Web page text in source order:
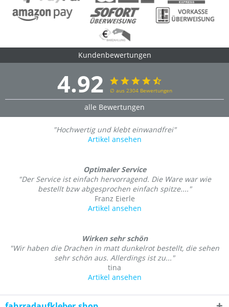
Kundenbewertungen
4.92 ∅ aus 2304 Bewertungen
alle Bewertungen
"Hochwertig und klebt einwandfrei"
Artikel ansehen
Optimaler Service
"Der Service ist einfach hervorragend. Die Ware war wie
bestellt bzw abgesprochen einfach spitze...."
Franz Eierle
Artikel ansehen
Wirken sehr schön
"Wir haben die Drachen in matt dunkelrot bestellt, die sehen
sehr schön aus. Allerdings ist zu..."
tina
Artikel ansehen